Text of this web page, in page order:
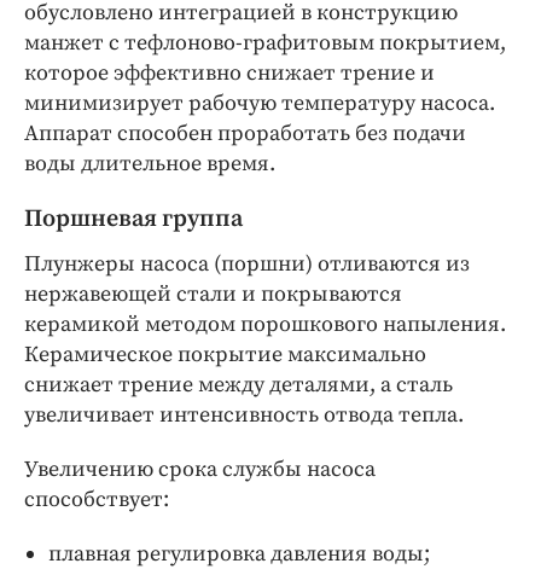
обусловлено интеграцией в конструкцию
манжет с тефлоново-графитовым покрытием,
которое эффективно снижает трение и
минимизирует рабочую температуру насоса.
Аппарат способен проработать без подачи
воды длительное время.
Поршневая группа
Плунжеры насоса (поршни) отливаются из
нержавеющей стали и покрываются
керамикой методом порошкового напыления.
Керамическое покрытие максимально
снижает трение между деталями, а сталь
увеличивает интенсивность отвода тепла.
Увеличению срока службы насоса
способствует:
плавная регулировка давления воды;